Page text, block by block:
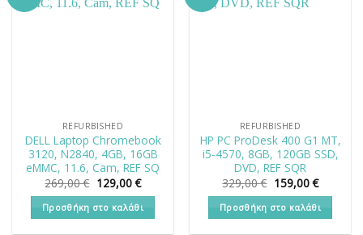
REFURBISHED
DELL Laptop Chromebook
3120, N2840, 4GB, 16GB
eMMC, 11.6, Cam, REF SQ
269,00€ Original
price
was:
269,00 €.
129,00€Η
τρέχουσα
τιμή
είναι:
129,00 €.
Προσθήκη στο καλάθι
REFURBISHED
HP PC ProDesk 400 G1 MT,
i5-4570, 8GB, 120GB SSD,
DVD, REF SQR
329,00€ Original
price
was:
329,00 €.
159,00€Η
τιμή
είναι:
159,00
Προσθήκη στο καλάθι